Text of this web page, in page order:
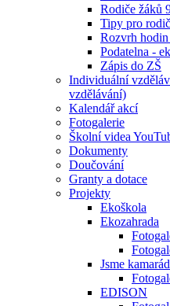
Rodiče žáků
Tipy pro
Rozvrh
Podatelna -
Zápis do ZŠ
Individuální
vzdělávání)
Kalendář akcí
Fotogalerie
Školní videa
Dokumenty
Doučování
Granty a dotace
Projekty
Ekoškola
Ekozahrada
Jsme
EDISON